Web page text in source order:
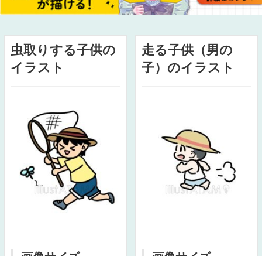
虫取りする子供の
イラスト
走る子供（男の
子）のイラスト